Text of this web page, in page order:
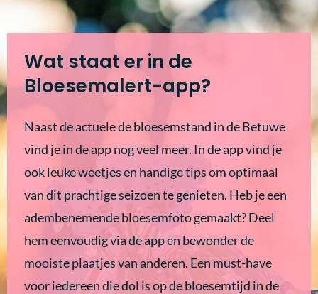
Wat staat er in de
Bloesemalert-app?
Naast de actuele de bloesemstand in de Betuwe
vind je in de app nog veel meer. In de app vind je
ook leuke weetjes en handige tips om optimaal
van dit prachtige seizoen te genieten. Heb je een
adembenemende bloesemfoto gemaakt? Deel
hem eenvoudig via de app en bewonder de
mooiste plaatjes van anderen. Een must-have
voor iedereen die dol is op de bloesemtijd in de